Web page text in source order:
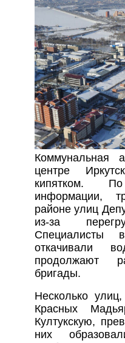
Коммунальная
центре
кипятком. По
информации,
районе улиц
из-за
откачивали
продолжают
бригады.
Несколько
Красных
Култукскую,
них